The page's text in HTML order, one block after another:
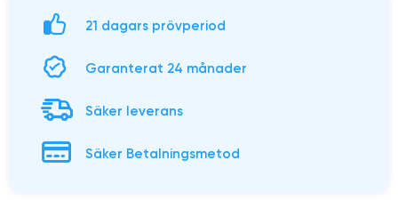
21 dagars prövperiod
Garanterat 24 månader
Säker leverans
Säker Betalningsmetod